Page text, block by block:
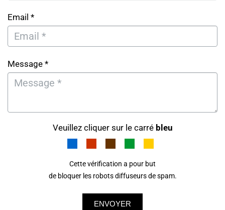
Email *
Message *
Veuillez cliquer sur le carré bleu
Cette vérification a pour but
de bloquer les robots diffuseurs de spam.
ENVOYER